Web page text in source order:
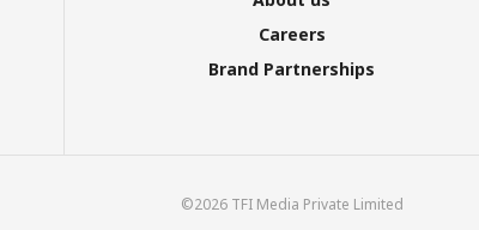
Careers
Brand Partnerships
©2026 TFI Media Private Limited